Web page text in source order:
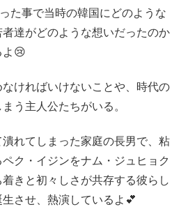
た事で当時の韓国にどのような
達がどのような想いだったのか
よ😢
ければいけないことや、時代の
う主人公たちがいる。
れてしまった家庭の長男で、粘
ク・イジンをナム・ジュヒョク
きと初々しさが共存する彼らし
させ、熱演しているよ💕